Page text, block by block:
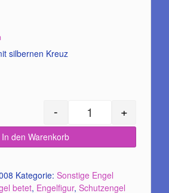
silbernen Kreuz
Betender Engel mit
- +
In den Warenkorb
Kategorie: Sonstige Engel
betet, Engelfigur, Schutzengel